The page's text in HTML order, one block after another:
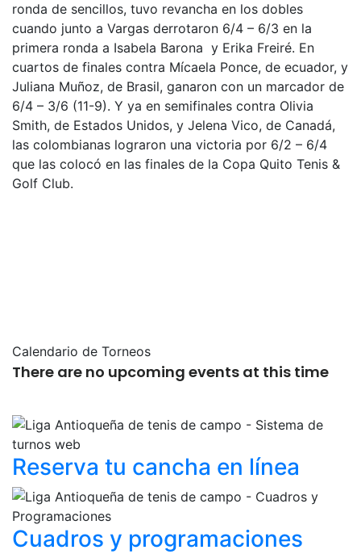
ronda de sencillos, tuvo revancha en los dobles
cuando junto a Vargas derrotaron 6/4 – 6/3 en la
primera ronda a Isabela Barona y Erika Freiré. En
cuartos de finales contra Mícaela Ponce, de ecuador, y
Juliana Muñoz, de Brasil, ganaron con un marcador de
6/4 – 3/6 (11-9). Y ya en semifinales contra Olivia
Smith, de Estados Unidos, y Jelena Vico, de Canadá,
las colombianas lograron una victoria por 6/2 – 6/4
que las colocó en las finales de la Copa Quito Tenis &
Golf Club.
Calendario de Torneos
There are no upcoming events at this time
Reserva tu cancha en línea
Cuadros y programaciones